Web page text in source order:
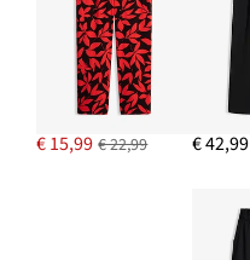
€ 15,99 € 22,99 € 42,99